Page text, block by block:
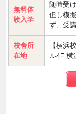
無料体
験入学
随時受
但し模
ず、受
校舎所
在地
【横浜
ル4F 横